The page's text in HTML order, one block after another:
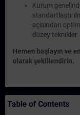
Kurum
açısından
düzey teknikler
Hemen başlayın ve
olarak şekillendirin.
Table of Contents